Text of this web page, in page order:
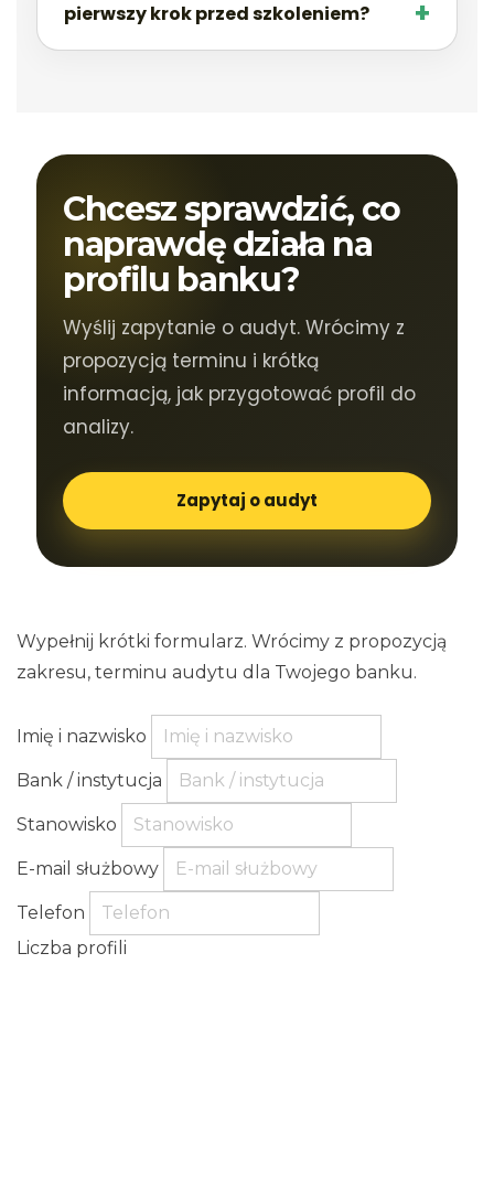
pierwszy krok przed szkoleniem?
Chcesz sprawdzić, co
naprawdę działa na
profilu banku?
Wyślij zapytanie o audyt. Wrócimy z
propozycją terminu i krótką
informacją, jak przygotować profil do
analizy.
Zapytaj o audyt
Wypełnij krótki formularz. Wrócimy z propozycją
zakresu, terminu audytu dla Twojego banku.
Imię i nazwisko
Bank / instytucja
Stanowisko
E-mail służbowy
Telefon
Liczba profili